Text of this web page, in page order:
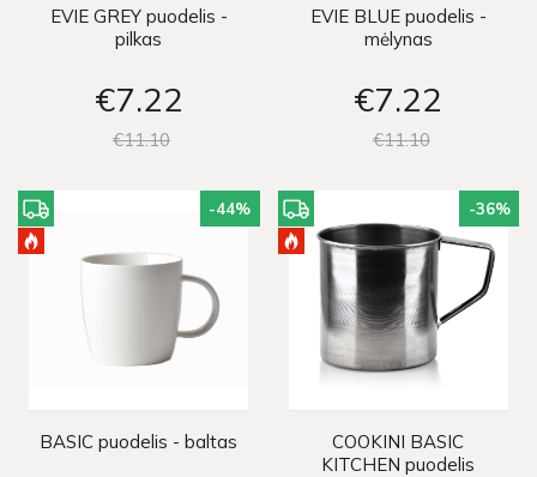
EVIE GREY puodelis -
pilkas
€7 22
€1110
EVIE BLUE puodelis -
mėlynas
€7 22
€1110
-44%
BASIC puodelis - baltas
-36%
COOKINI BASIC
KITCHEN puodelis